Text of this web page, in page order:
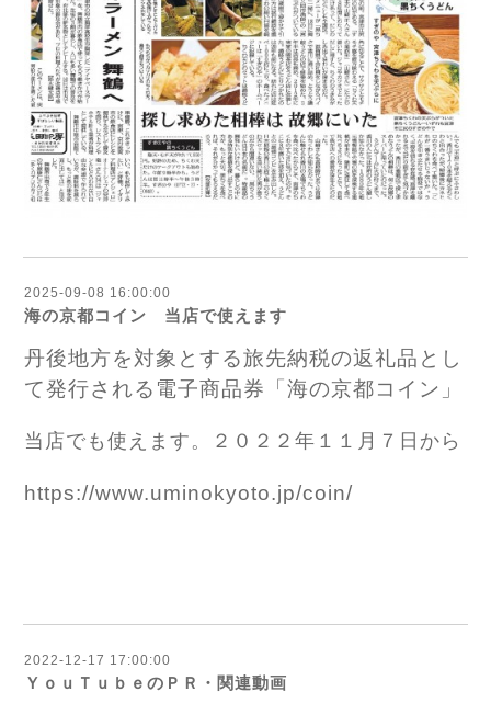
2025-09-08 16:00:00
海の京都コイン 当店で使えます
丹後地方を対象とする旅先納税の返礼品とし
て発行される電子商品券「海の京都コイン」
当店でも使えます。２０２２年１１月７日から
https://www.uminokyoto.jp/coin/
2022-12-17 17:00:00
ＹｏｕＴｕｂｅのＰＲ・関連動画